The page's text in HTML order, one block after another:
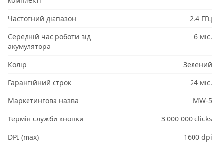
Частотний діапазон
2.4 ГГц
Середній час роботи від
акумулятора
6 міс.
Колір
Зелений
Гарантійний строк
24 міс.
Маркетингова назва
MW-5
Термін служби кнопки
3 000 000 clicks
DPI (max)
1600 dpi